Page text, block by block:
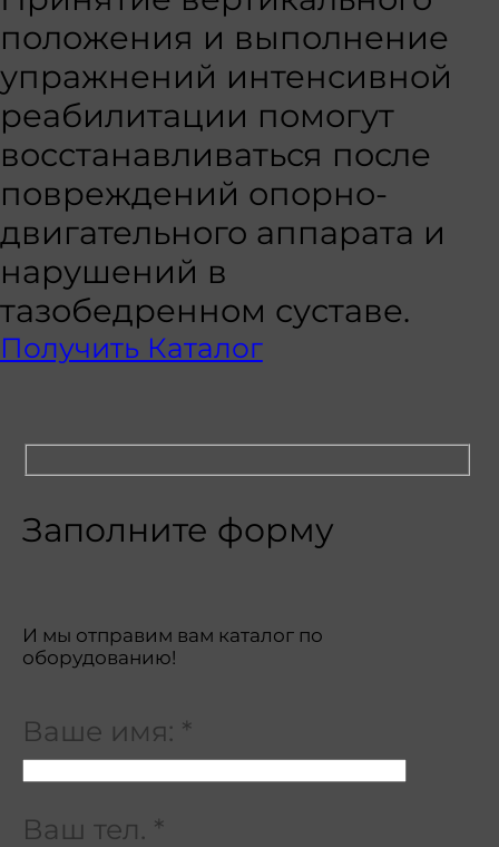
положения и выполнение
упражнений интенсивной
реабилитации помогут
восстанавливаться после
повреждений опорно-
двигательного аппарата и
нарушений в
тазобедренном суставе.
Получить Каталог
Заполните форму
И мы отправим вам каталог по
оборудованию!
Ваше имя: *
Ваш тел. *